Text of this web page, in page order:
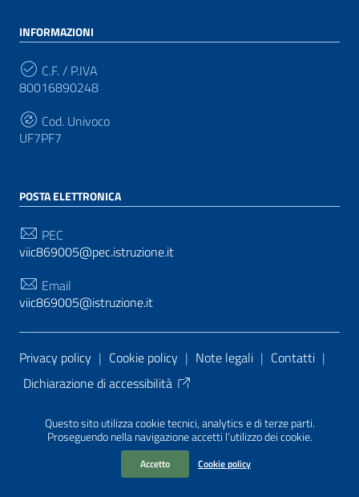
Questo sito utilizza cookie tecnici, analytics e di terze parti.
Proseguendo nella navigazione accetti l’utilizzo dei cookie.
Accetto Cookie policy
INFORMAZIONI
C.F. / P.IVA
80016890248
Cod. Univoco
UF7PF7
POSTA ELETTRONICA
PEC
viic869005@pec.istruzione.it
Email
viic869005@istruzione.it
Sezione Link Utili
Privacy policy | Cookie policy | Note legali | Contatti |
Dichiarazione di accessibilità
PA di AgID
| Realizzato con WordPress
da